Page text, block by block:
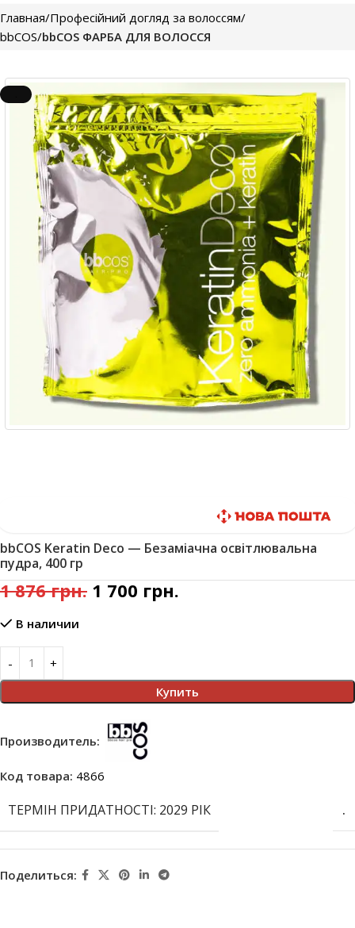
Главная Професійний догляд за волоссям
bbCOS bbCOS ФАРБА ДЛЯ ВОЛОССЯ
bbCOS Keratin Deco — Безаміачна освітлювальна
пудра, 400 гр
1 876грн. 1 700 грн.
В наличии
Купить
Производитель:
Код товара: 4866
ТЕРМІН ПРИДАТНОСТІ: 2029 РІК .
Поделиться: